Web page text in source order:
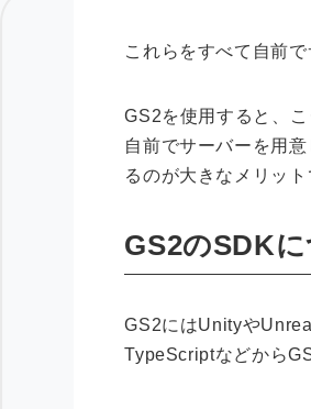
これらをすべて自前
GS2を使用すると、
自前でサーバーを用
るのが大きなメリット
GS2のSDK
GS2にはUnityや
TypeScriptなどから